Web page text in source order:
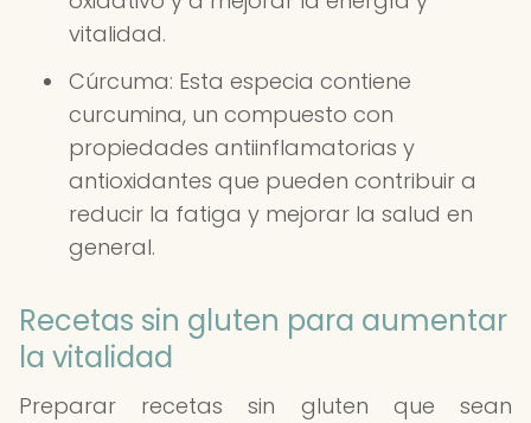
vitalidad.
Cúrcuma: Esta especia contiene
curcumina, un compuesto con
propiedades antiinflamatorias y
antioxidantes que pueden contribuir a
reducir la fatiga y mejorar la salud en
general.
Recetas sin gluten para aumentar
la vitalidad
Preparar recetas sin gluten que sean